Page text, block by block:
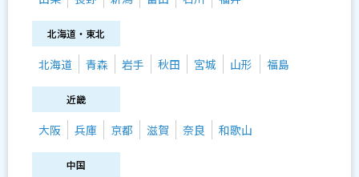
北海道・東北
北海道 青森 岩手 秋田 宮城 山形 福島
近畿
大阪 兵庫 京都 滋賀 奈良 和歌山
中国